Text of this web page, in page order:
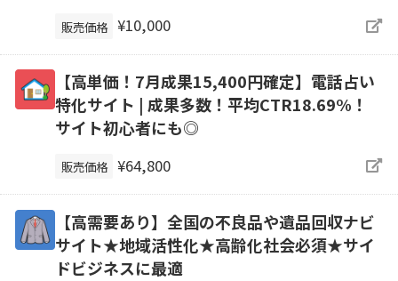
販売価格 ¥10,000
【高単価！7月成果15,400円確定】電話占い
特化サイト | 成果多数！平均CTR18.69%！
サイト初心者にも◎
販売価格 ¥64,800
【高需要あり】全国の不良品や遺品回収ナビ
サイト★地域活性化★高齢化社会必須★サイ
ドビジネスに最適